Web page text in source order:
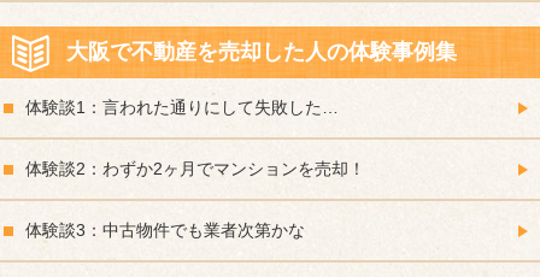
大阪で不動産を売却した人の体験事例集
体験談1：言われた通りにして失敗した…
体験談2：わずか2ヶ月でマンションを売却！
体験談3：中古物件でも業者次第かな